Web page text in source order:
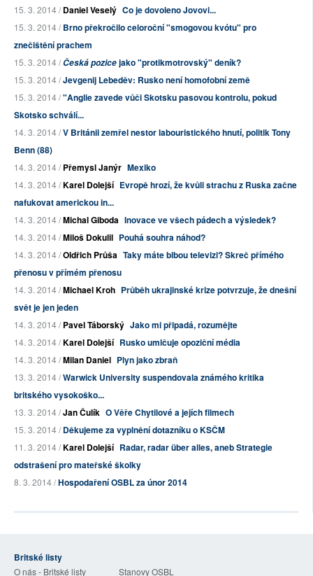
15. 3. 2014 /Daniel Veselý Co je dovoleno Jovovi...
15. 3. 2014 /Brno překročilo celoroční "smogovou kvótu" pro
znečištění prachem
15. 3. 2014 /Česká pozicejako "protikmotrovský" deník?
15. 3. 2014 /Jevgenij Lebeděv: Rusko není homofobní země
15. 3. 2014 /"Anglie zavede vůči Skotsku pasovou kontrolu, pokud
Skotsko schválí...
14. 3. 2014 /V Británii zemřel nestor labouristického hnutí, politik Tony
Benn (88)
14. 3. 2014 /Přemysl Janýr Mexiko
14. 3. 2014 /Karel Dolejší Evropě hrozí, že kvůli strachu z Ruska začne
nafukovat americkou in...
14. 3. 2014 /Michal Giboda Inovace ve všech pádech a výsledek?
14. 3. 2014 /Miloš Dokulil Pouhá souhra náhod?
14. 3. 2014 /Oldřich Průša Taky máte blbou televizi? Skreč přímého
přenosu v přímém přenosu
14. 3. 2014 /Michael Kroh Průběh ukrajinské krize potvrzuje, že dnešní
svět je jen jeden
14. 3. 2014 /Pavel Táborský Jako mi připadá, rozumějte
14. 3. 2014 /Karel Dolejší Rusko umlčuje opoziční média
14. 3. 2014 /Milan Daniel Plyn jako zbraň
13. 3. 2014 /Warwick University suspendovala známého kritika
britského vysokoško...
13. 3. 2014 /Jan Čulík O Věře Chytilové a jejích filmech
15. 3. 2014 /Děkujeme za vyplnění dotazníku o KSČM
11. 3. 2014 /Karel Dolejší Radar, radar über alles, aneb Strategie
odstrašení pro mateřské školky
8. 3. 2014 /Hospodaření OSBL za únor 2014
Britské listy
O nás - Britské listy Stanovy OSBL